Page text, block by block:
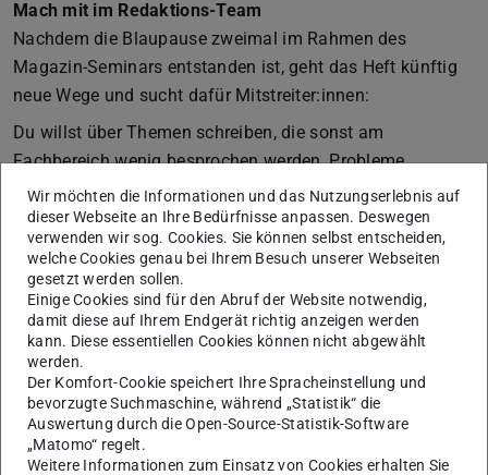
Mach mit im Redaktions-Team
Nachdem die Blaupause zweimal im Rahmen des
Magazin-Seminars entstanden ist, geht das Heft künftig
neue Wege und sucht dafür Mitstreiter:innen:
Du willst über Themen schreiben, die sonst am
Fachbereich wenig besprochen werden, Probleme
thematisieren, Musik empfehlen, anderen Studierenden
helfen, sich zurecht zu finden, Fotografien veröffentlichen,
grafisch experimentieren, eine Kolumne schreiben, über
deine Leidenschaften berichten, interessante Menschen
interviewen, Bücher empfehlen, in einer Redaktion
diskutieren, Comics zeichnen, über Klatsch und Tratsch
schreiben, Thesen formulieren, Essays schreiben,
Horoskope verfassen …
Dann melde dich bei der @magazin.blaupause
Und halte die Augen nach einem Stegreif des
Wir möchten die Informationen und das Nutzungserlebnis auf
dieser Webseite an Ihre Bedürfnisse anpassen. Deswegen
verwenden wir sog. Cookies. Sie können selbst entscheiden,
welche Cookies genau bei Ihrem Besuch unserer Webseiten
gesetzt werden sollen.
Einige Cookies sind für den Abruf der Website notwendig,
damit diese auf Ihrem Endgerät richtig anzeigen werden
kann. Diese essentiellen Cookies können nicht abgewählt
werden.
Der Komfort-Cookie speichert Ihre Spracheinstellung und
bevorzugte Suchmaschine, während „Statistik“ die
Auswertung durch die Open-Source-Statistik-Software
„Matomo“ regelt.
Weitere Informationen zum Einsatz von Cookies erhalten Sie